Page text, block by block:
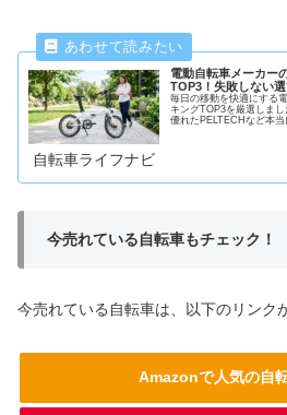
電動自転車メーカー
TOP3！失敗しない
毎日の移動を快適にする
キングTOP3を厳選しま
優れたPELTECHなど本当
自転車ライフナビ
今売れている自転車もチェック！
今売れている自転車は、以下のリンク
Amazonで人気の自